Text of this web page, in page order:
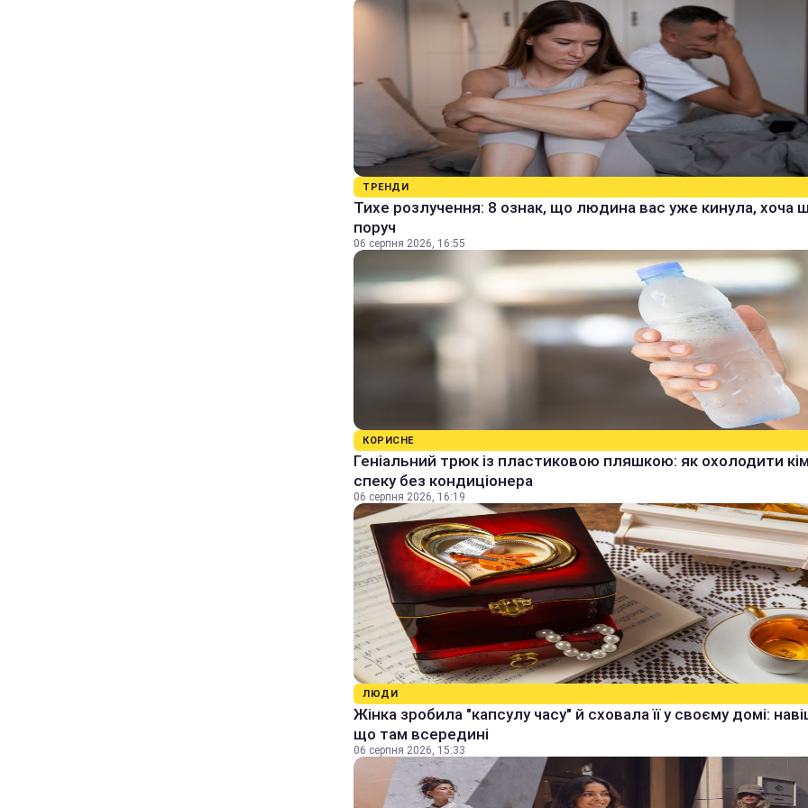
ТРЕНДИ
Тихе розлучення: 8 ознак, що людина вас уже кинула, хоча
поруч
06 серпня 2026, 16:55
КОРИСНЕ
Геніальний трюк із пластиковою пляшкою: як охолодити
спеку без кондиціонера
06 серпня 2026, 16:19
ЛЮДИ
Жінка зробила "капсулу часу" й сховала її у своєму домі:
що там всередині
06 серпня 2026, 15:33